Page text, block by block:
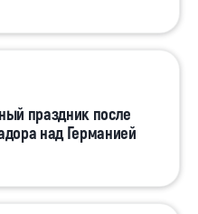
праздник после
над Германией